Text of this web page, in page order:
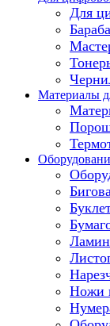
Для
Материалы
Ножи